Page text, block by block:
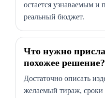
остается узнаваемым и
реальный бюджет.
Что нужно
похожее решение?
Достаточно описать
желаемый тираж, сроки